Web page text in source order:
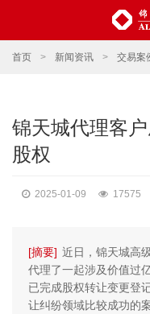
首页 > 新闻资讯 > 交易案
锦天城代理客
股权
2025-01-09 17575
[摘要] 近日，锦天城高
代理了一起涉及价值过
已完成股权转让变更登
让纠纷领域比较成功的